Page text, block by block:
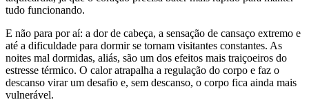
tudo funcionando.
E não para por aí: a dor de cabeça, a sensação de cansaço extremo e
até a dificuldade para dormir se tornam visitantes constantes. As
noites mal dormidas, aliás, são um dos efeitos mais traiçoeiros do
estresse térmico. O calor atrapalha a regulação do corpo e faz o
descanso virar um desafio e, sem descanso, o corpo fica ainda mais
vulnerável.